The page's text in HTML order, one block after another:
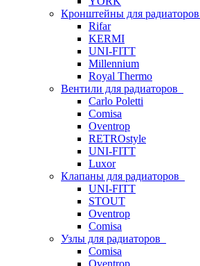
Кронштейны для радиаторов
Rifar
KERMI
UNI-FITT
Millennium
Royal Thermo
Вентили для радиаторов
Carlo Poletti
Comisa
Oventrop
RETROstyle
UNI-FITT
Luxor
Клапаны для радиаторов
UNI-FITT
STOUT
Oventrop
Comisa
Узлы для радиаторов
Comisa
Oventrop